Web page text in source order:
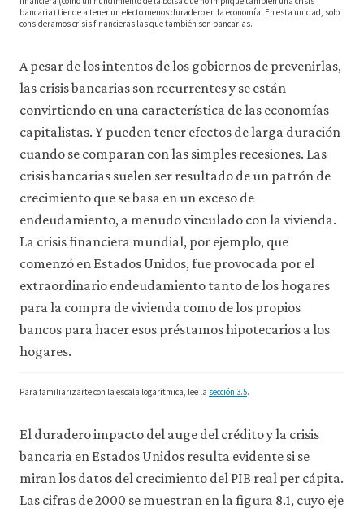
bancaria) tiende a tener un efecto menos duradero en la economía. En esta unidad, solo
consideramos crisis financieras las que también son bancarias.
A pesar de los intentos de los gobiernos de prevenirlas,
las crisis bancarias son recurrentes y se están
convirtiendo en una característica de las economías
capitalistas. Y pueden tener efectos de larga duración
cuando se comparan con las simples recesiones. Las
crisis bancarias suelen ser resultado de un patrón de
crecimiento que se basa en un exceso de
endeudamiento, a menudo vinculado con la vivienda.
La crisis financiera mundial, por ejemplo, que
comenzó en Estados Unidos, fue provocada por el
extraordinario endeudamiento tanto de los hogares
para la compra de vivienda como de los propios
bancos para hacer esos préstamos hipotecarios a los
hogares.
Para familiarizarte con la escala logarítmica, lee la sección 3.5.
El duradero impacto del auge del crédito y la crisis
bancaria en Estados Unidos resulta evidente si se
miran los datos del crecimiento del PIB real per cápita.
Las cifras de 2000 se muestran en la figura 8.1, cuyo eje